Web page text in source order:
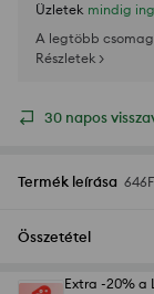
Üzletek mindig
A legtöbb
Részletek >
30 napos
Termék leírása
Összetétel
Extra -20% a